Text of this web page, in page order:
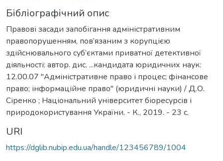
Бібліографічний опис
Правові засади запобігання адміністративним
правопорушенням, пов’язаним з корупцією
здійснювального суб’єктами приватної детективної
діяльності: автор. дис. ...кандидата юридичних наук:
12.00.07 "Адміністративне право і процес; фінансове
право; інформаційне право" (юридичні науки) / Д.О.
Сіренко ; Національний університет біоресурсів і
природокористування України. - К., 2019. - 23 с.
URI
https://dglib.nubip.edu.ua/handle/123456789/1004